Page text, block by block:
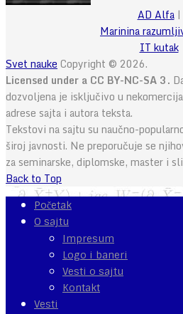
AD Alfa|
Marinina
IT kutak
Svet nauke Copyright © 2026.
Licensed under a CC BY-NC-SA 3.
dozvoljena je isključivo u
adrese sajta i autora teksta.
Tekstovi na sajtu su naučno-
široj javnosti. Ne preporučuje se
za seminarske, diplomske, master i
Back to Top
Početak
O sajtu
Impresum
Logo i baneri
Vesti o sajtu
Kontakt
Vesti